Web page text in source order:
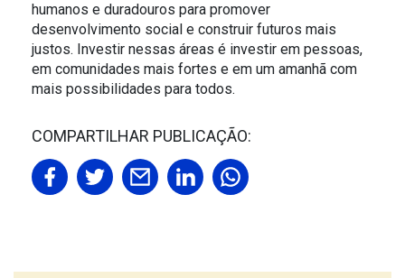
humanos e duradouros para promover
desenvolvimento social e construir futuros mais
justos. Investir nessas áreas é investir em pessoas,
em comunidades mais fortes e em um amanhã com
mais possibilidades para todos.
COMPARTILHAR PUBLICAÇÃO: